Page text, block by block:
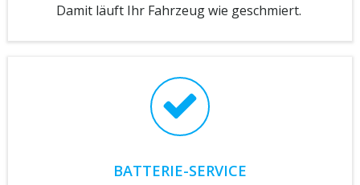
Damit läuft Ihr Fahrzeug wie geschmiert.
BATTERIE-SERVICE